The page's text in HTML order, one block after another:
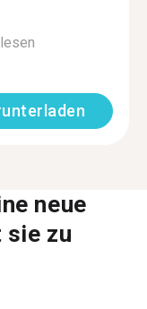
neue
sie zu